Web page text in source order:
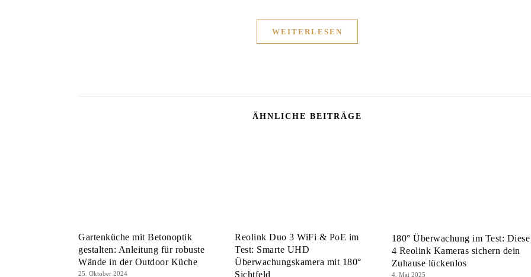
WEITERLESEN
ÄHNLICHE BEITRÄGE
Gartenküche mit Betonoptik
gestalten: Anleitung für robuste
Wände in der Outdoor Küche
25. Oktober 2024
Reolink Duo 3 WiFi & PoE im
Test: Smarte UHD
Überwachungskamera mit 180°
Sichtfeld
180° Überwachung im Test: Diese
4 Reolink Kameras sichern dein
Zuhause lückenlos
4. Mai 2025